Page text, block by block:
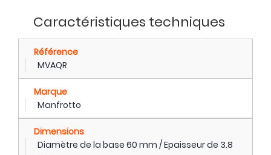
Caractéristiques techniques
Référence
MVAQR
Marque
Manfrotto
Dimensions
Diamètre de la base 60 mm / Epaisseur de 3.8